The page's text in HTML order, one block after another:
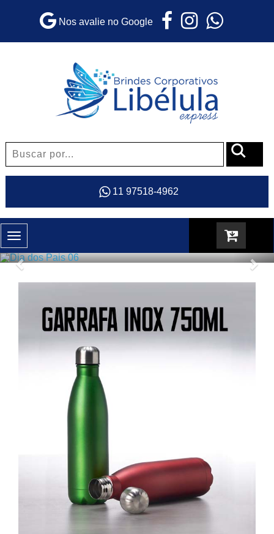
Nos avalie no Google
11 97518-4962
Toggle
navigation
Previous